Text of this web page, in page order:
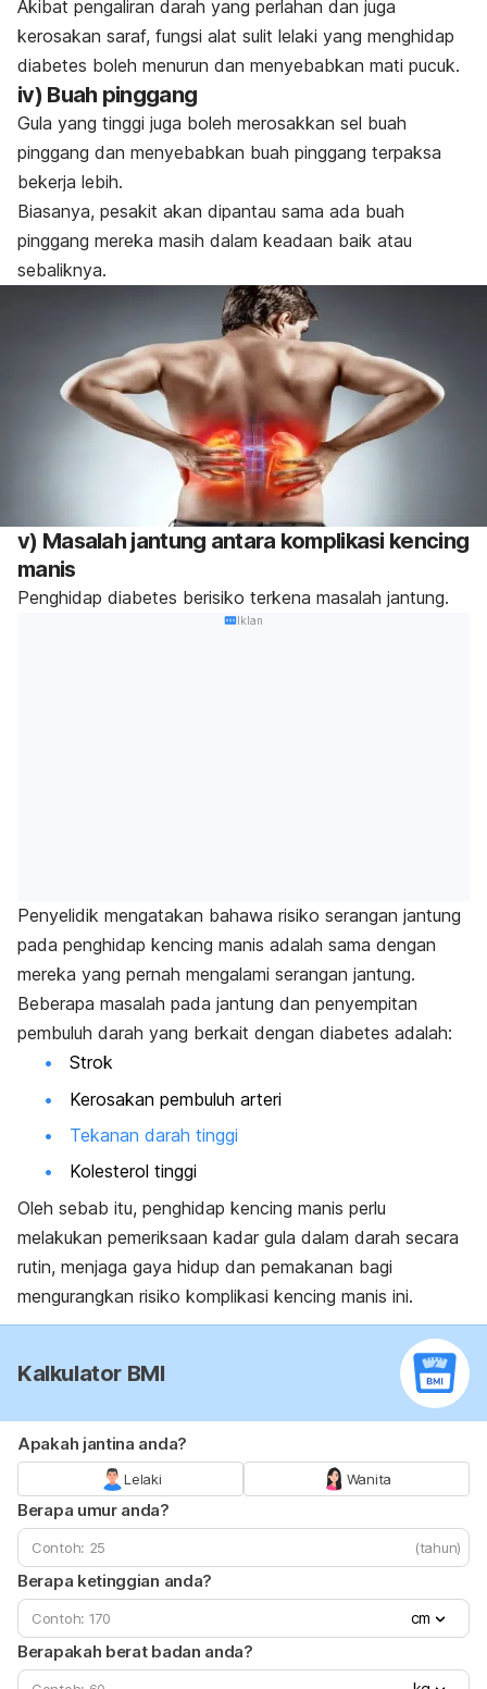
Akibat pengaliran darah yang perlahan dan juga
kerosakan saraf, fungsi alat sulit lelaki yang menghidap
diabetes boleh menurun dan menyebabkan mati pucuk.
iv) Buah pinggang
Gula yang tinggi juga boleh merosakkan sel buah
pinggang dan menyebabkan buah pinggang terpaksa
bekerja lebih.
Biasanya, pesakit akan dipantau sama ada buah
pinggang mereka masih dalam keadaan baik atau
sebaliknya.
v) Masalah jantung antara komplikasi kencing
manis
Penghidap diabetes berisiko terkena masalah jantung.
Iklan
Penyelidik mengatakan bahawa risiko serangan jantung
pada penghidap kencing manis adalah sama dengan
mereka yang pernah mengalami serangan jantung.
Beberapa masalah pada jantung dan penyempitan
pembuluh darah yang berkait dengan diabetes adalah:
Strok
Kerosakan pembuluh arteri
Tekanan darah tinggi
Kolesterol tinggi
Oleh sebab itu, penghidap kencing manis perlu
melakukan pemeriksaan kadar gula dalam darah secara
rutin, menjaga gaya hidup dan pemakanan bagi
mengurangkan risiko komplikasi kencing manis ini.
Kalkulator BMI
Apakah jantina anda?
Lelaki Wanita
Berapa umur anda?
(tahun)
Berapa ketinggian anda?
cm
Berapakah berat badan anda?